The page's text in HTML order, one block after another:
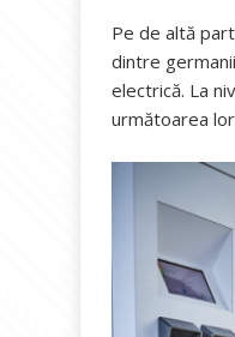
Pe de altă
dintre
electrică. La
următoarea